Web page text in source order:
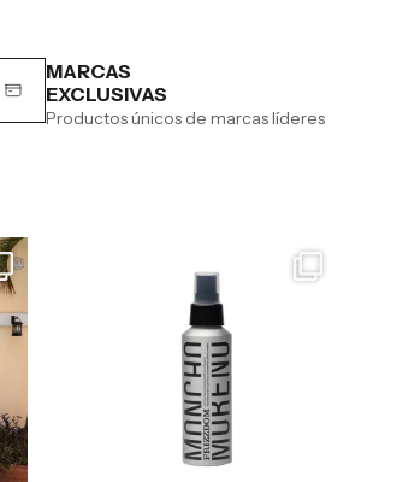
MARCAS
EXCLUSIVAS
Productos únicos de marcas líderes